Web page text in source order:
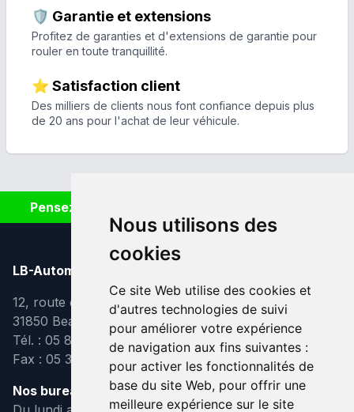
Nous utilisons des
cookies
Ce site Web utilise des cookies et
d'autres technologies de suivi
pour améliorer votre expérience
de navigation aux fins suivantes :
pour activer les fonctionnalités de
base du site Web, pour offrir une
meilleure expérience sur le site
🛡️ Garantie et extensions
Profitez de garanties et d'extensions de garantie pour
rouler en toute tranquillité.
⭐ Satisfaction client
Des milliers de clients nous font confiance depuis plus
de 20 ans pour l'achat de leur véhicule.
Pensez à covoiturer #SeDéplacerMoinsPolluer
LB-Automobiles.com
12, route de Lavaur
31850 Beaupuy
Tél. : 05 82 95 39 40
Fax : 05 31 08 10 91
Nos bureaux sont ouverts :